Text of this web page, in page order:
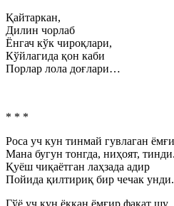
Қайтаркан,
Дилин чорлаб
Ёнгач кўк чироқлари,
Кўйлагида қон каби
Порлар лола доғлари…
* * *
Роса уч кун тинмай гувлаган
Мана бугун тонгда, ниҳоят, тинди.
Қуёш чиқаётган лаҳзада адир
Пойида қилтириқ бир чечак унди.
Гўё уч кун ёққан ёмғир фақат шу